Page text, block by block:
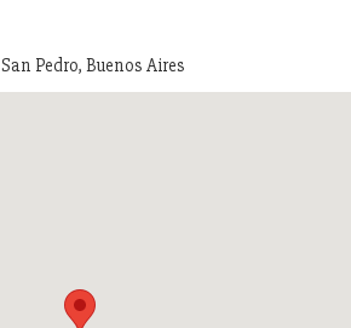
San Pedro, Buenos Aires